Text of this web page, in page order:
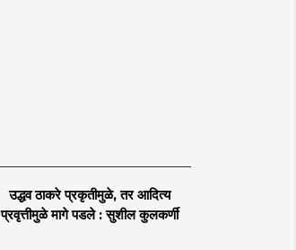
उद्धव ठाकरे प्रकृतीमुळे, तर आदित्य
प्रवृत्तीमुळे मागे पडले : सुशील कुलकर्णी